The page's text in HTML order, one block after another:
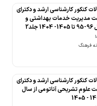
کنکور کارشناسی ارشد و دکترای
مدیریت خدمات بهداشتی و
فرهنگ
کنکور کارشناسی ارشد و دکترای
علوم تشریحی آناتومی از سال